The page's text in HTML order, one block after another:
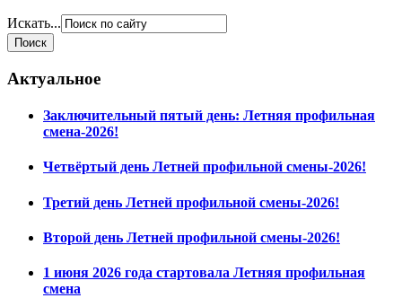
Искать...
Актуальное
Заключительный пятый день: Летняя профильная
смена-2026!
Четвёртый день Летней профильной смены-2026!
Третий день Летней профильной смены-2026!
Второй день Летней профильной смены-2026!
1 июня 2026 года стартовала Летняя профильная
смена